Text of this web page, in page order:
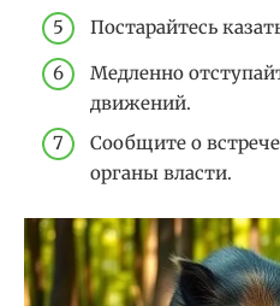
Постарайтесь
Медленно
движений.
Сообщите о
органы власти.